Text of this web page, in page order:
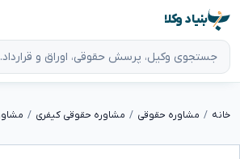
بنیاد وکلا
خانه مشاوره حقوقی مشاوره حقوقی کیفری